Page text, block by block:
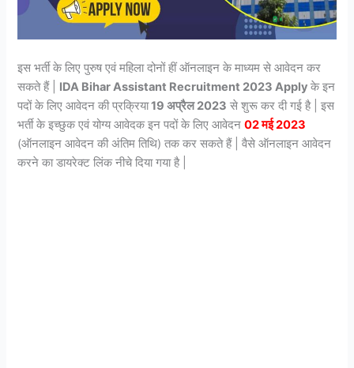
इस भर्ती के लिए पुरुष एवं महिला दोनों हीं ऑनलाइन के माध्यम से आवेदन कर
सकते हैं | IDA Bihar Assistant Recruitment 2023 Applyके इन
पदों के लिए आवेदन की प्रक्रिया19 अप्रैल 2023 से शुरू कर दी गई है | इस
भर्ती के इच्छुक एवं योग्य आवेदक इन पदों के लिए आवेदन02 मई 2023
(ऑनलाइन आवेदन की अंतिम तिथि) तक कर सकते हैं | वैसे ऑनलाइन आवेदन
करने का डायरेक्ट लिंक नीचे दिया गया है |